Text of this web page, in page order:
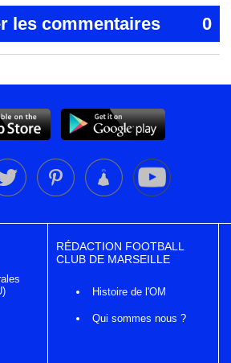
les commentaires 0
RÉDACTION FOOTBALL
CLUB DE MARSEILLE
Histoire de l'OM
Qui sommes nous ?